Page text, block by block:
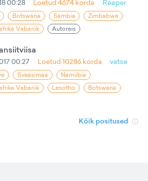
00:28 Loetud 4674 korda Reaper
Botswana Sambia
Zimbabwe
Vabariik
Autoreis
00:27 Loetud 10286 korda vatse
Svaasimaa
Namiibia
Vabariik
Lesotho
Botswana
Kõik positused